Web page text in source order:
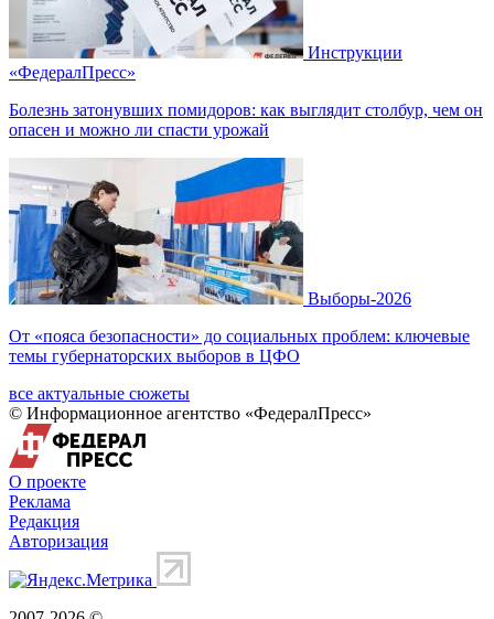
Инструкции
«ФедералПресс»
Болезнь затонувших помидоров: как выглядит столбур, чем он
опасен и можно ли спасти урожай
Выборы-2026
От «пояса безопасности» до социальных проблем: ключевые
темы губернаторских выборов в ЦФО
все актуальные сюжеты
© Информационное агентство «ФедералПресс»
О проекте
Реклама
Редакция
Авторизация